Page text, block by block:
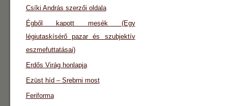
Csíki András szerzői oldala
Égből kapott mesék (Egy
légiutaskísérő pazar és szubjektív
eszmefuttatásai)
Erdős Virág honlapja
Ezüst híd – Srebrni most
Feriforma